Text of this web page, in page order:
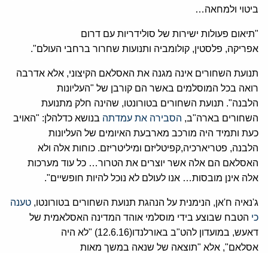
ביטוי ולמחאה…
"תיאום פעולות ישירות של סולידריות עם דרום
אפריקה, פלסטין, קולומביה ותנועות שחרור ברחבי העולם".
תנועת השחורים אינה מגנה את האסלאם הקיצוני, אלא אדרבה
רואה בכל המוסלמים באשר הם קורבן של "העליונות
הלבנה". תנועת השחורים בטורונטו, שהינה חלק מתנועת
השחורים בארה"ב, הסבירה את עמדתה בנושא כדלהלן: "האויב
כעת ותמיד היה מורכב מארבעת האיומים של העליונות
הלבנה, פטריארכיה,קפיטליזם ומיליטריזם. כוחות אלה ולא
האסלאם הם אלה אשר יוצרים את הטרור… כל עוד מערכות
אלה אינן מובסות… אנו לעולם לא נוכל להיות חופשיים".
ג'נאיה ח'אן, הנימנית על הנהגת תנועת השחורים בטורונטו, טענה
כי הטבח שבוצע בידי מוסלמי אוהד המדינה האסלאמית של
דאעש, במועדון להט"ב באורלנדו(12.6.16) "לא היה
אסלאם", אלא "תוצאה של שנאה במשך מאות